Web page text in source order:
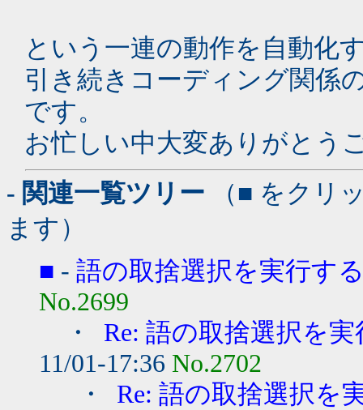
という一連の動作を自動化
引き続きコーディング関係
です。
お忙しい中大変ありがとう
- 関連一覧ツリー （■ をクリ
ます）
■ - 語の取捨選択を実行す
No.2699
・ Re: 語の取捨選択を
11/01-17:36 No.2702
・ Re: 語の取捨選択を